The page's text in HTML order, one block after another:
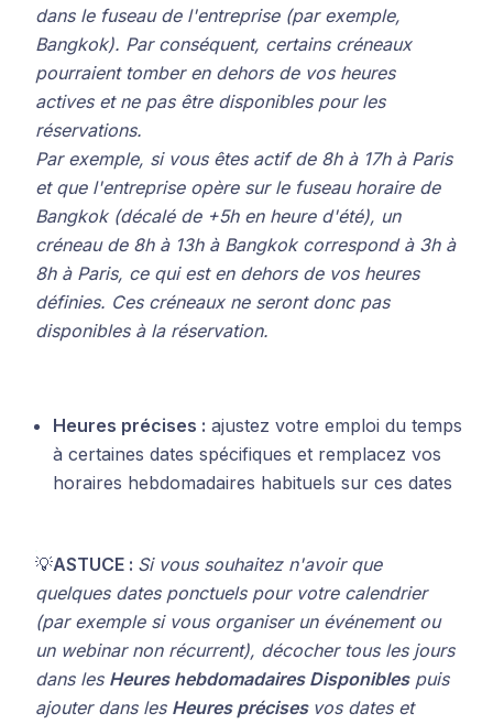
dans le fuseau de l'entreprise (par exemple,
Bangkok). Par conséquent, certains créneaux
pourraient tomber en dehors de vos heures
actives et ne pas être disponibles pour les
réservations.
Par exemple, si vous êtes actif de 8h à 17h à Paris
et que l'entreprise opère sur le fuseau horaire de
Bangkok (décalé de +5h en heure d'été), un
créneau de 8h à 13h à Bangkok correspond à 3h à
8h à Paris, ce qui est en dehors de vos heures
définies. Ces créneaux ne seront donc pas
disponibles à la réservation.
Heures précises : ajustez votre emploi du temps
à certaines dates spécifiques et remplacez vos
horaires hebdomadaires habituels sur ces dates
💡ASTUCE : Si vous souhaitez n'avoir que
quelques dates ponctuels pour votre calendrier
(par exemple si vous organiser un événement ou
un webinar non récurrent), décocher tous les jours
dans les Heures hebdomadaires Disponiblespuis
ajouter dans les Heures précises vos dates et